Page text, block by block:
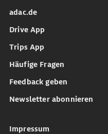
adac.de
Drive App
Trips App
Häufige Fragen
Feedback geben
Newsletter abonnieren
Impressum